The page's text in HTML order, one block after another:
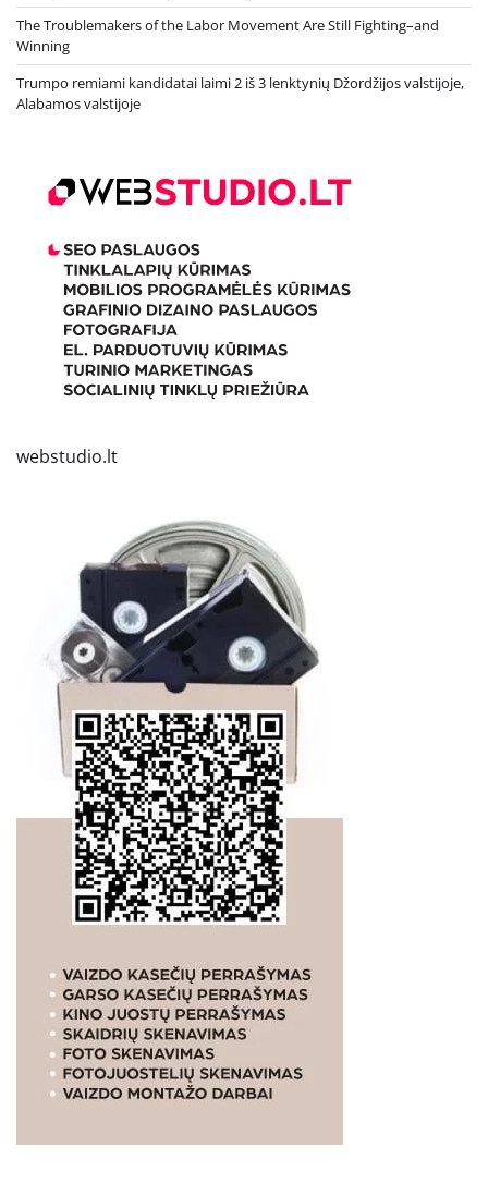
The Troublemakers of the Labor Movement Are Still Fighting–and
Winning
Trumpo remiami kandidatai laimi 2 iš 3 lenktynių Džordžijos valstijoje,
Alabamos valstijoje
webstudio.lt